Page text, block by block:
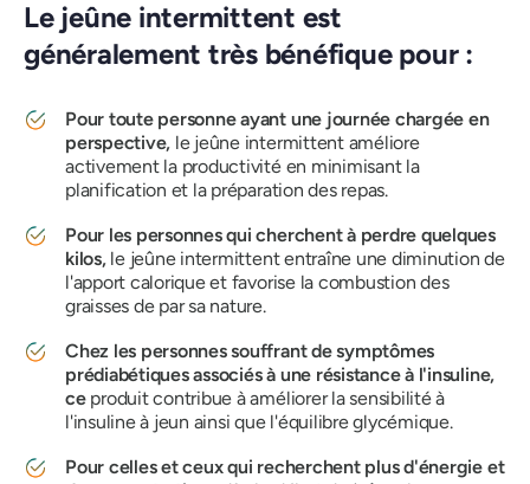
Le jeûne intermittent est
généralement très bénéfique pour :
Pour toute personne ayant une journée chargée en
perspective, le jeûne intermittent améliore
activement la productivité en minimisant la
planification et la préparation des repas.
Pour les personnes qui cherchent à perdre quelques
kilos,le jeûne intermittent entraîne une diminution de
l'apport calorique et favorise la combustion des
graisses de par sa nature.
Chez les personnes souffrant de symptômes
prédiabétiques associés à une résistance à l'insuline,
ceproduit contribue à améliorer la sensibilité à
l'insuline à jeun ainsi que l'équilibre glycémique.
Pour celles et ceux qui recherchent plus d'énergie et